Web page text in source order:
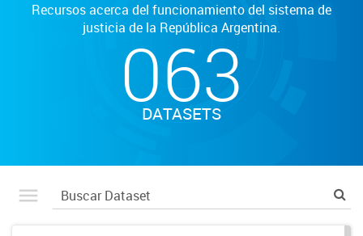
Recursos acerca del funcionamiento del sistema de
justicia de la República Argentina.
063
DATASETS